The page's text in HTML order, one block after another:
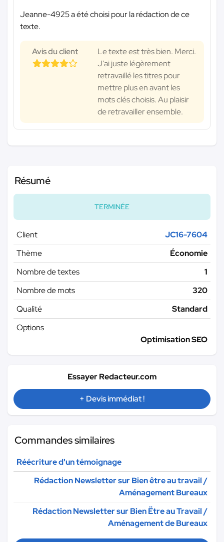
Jeanne-4925 a été choisi pour la rédaction de ce
texte.
Avis du client
Le texte est très bien. Merci.
J'ai juste légèrement
retravaillé les titres pour
mettre plus en avant les
mots clés choisis. Au plaisir
de retravailler ensemble.
Résumé
TERMINÉE
Client
JC16-7604
Thème
Économie
Nombre de textes
1
Nombre de mots
320
Qualité
Standard
Options
Optimisation SEO
Essayer Redacteur.com
+ Devis immédiat !
Commandes similaires
Réécriture d'un témoignage
Rédaction Newsletter sur Bien être au travail /
Aménagement Bureaux
Rédaction Newsletter sur Bien Ëtre au Travail /
Aménagement de Bureaux